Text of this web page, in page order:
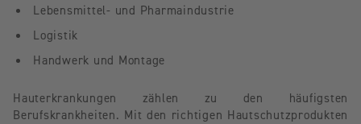
Lebensmittel- und Pharmaindustrie
Logistik
Handwerk und Montage
Hauterkrankungen zählen zu den häufigsten
Berufskrankheiten. Mit den richtigen Hautschutzprodukten